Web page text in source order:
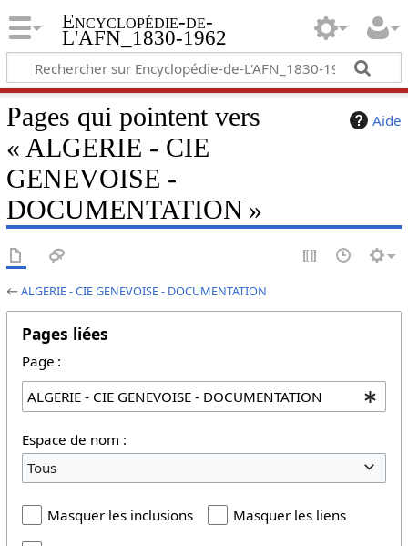
Encyclopédie-de-
L'AFN_1830-1962
Aide
Pages qui pointent vers
« ALGERIE - CIE
GENEVOISE -
DOCUMENTATION »
←ALGERIE - CIE GENEVOISE - DOCUMENTATION
Pages liées
Page :
Espace de nom :
Tous
Masquer les inclusions
Masquer les liens